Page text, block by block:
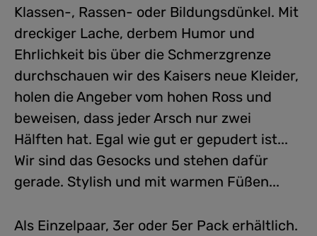
Klassen-, Rassen- oder Bildungsdünkel. Mit
dreckiger Lache, derbem Humor und
Ehrlichkeit bis über die Schmerzgrenze
durchschauen wir des Kaisers neue Kleider,
holen die Angeber vom hohen Ross und
beweisen, dass jeder Arsch nur zwei
Hälften hat. Egal wie gut er gepudert ist...
Wir sind das Gesocks und stehen dafür
gerade. Stylish und mit warmen Füßen...
Als Einzelpaar, 3er oder 5er Pack erhältlich.